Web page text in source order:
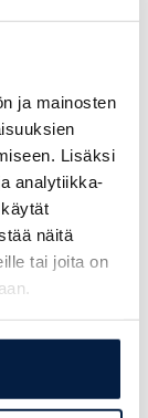
ja mainosten
Lisäksi
analytiikka-
näitä
tai joita on